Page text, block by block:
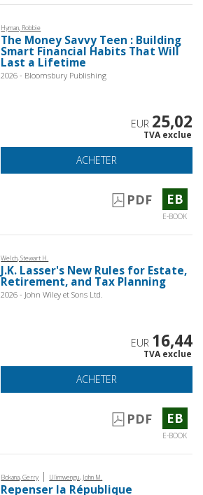
Hyman, Robbie
The Money Savvy Teen : Building
Smart Financial Habits That Will
Last a Lifetime
2026 - Bloomsbury Publishing
EUR 25,02
TVA exclue
ACHETER
PDF EB
E-BOOK
Welch, Stewart H.
J.K. Lasser's New Rules for Estate,
Retirement, and Tax Planning
2026 - John Wiley et Sons Ltd.
EUR 16,44
TVA exclue
ACHETER
PDF EB
E-BOOK
Bokana, Gerry | Ulimwengu, John M.
Repenser la République